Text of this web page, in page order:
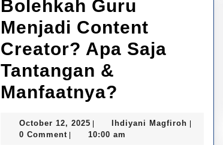
Bolehkah Guru
Menjadi Content
Creator? Apa Saja
Tantangan &
Manfaatnya?
Menjadi
October 12, 2025 October
12,
Ihdiyani Magfiroh Ihdiyani
0 Comment 10:00 am